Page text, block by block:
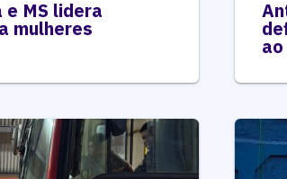
MS lidera
mulheres